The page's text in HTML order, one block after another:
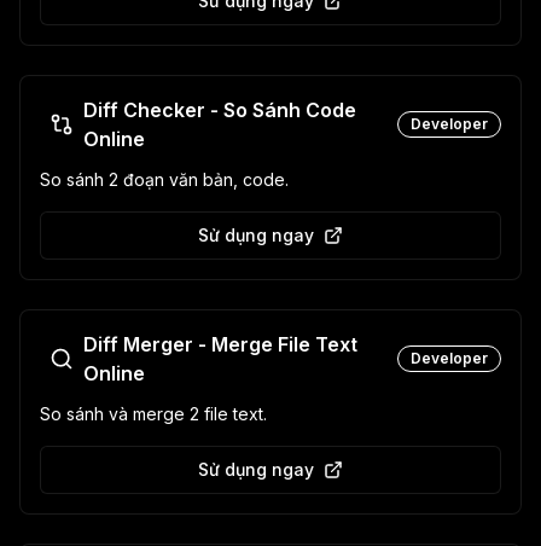
Diff Checker - So Sánh Code
Online
Developer
So sánh 2 đoạn văn bản, code.
Sử dụng ngay
Diff Merger - Merge File Text
Online
Developer
So sánh và merge 2 file text.
Sử dụng ngay